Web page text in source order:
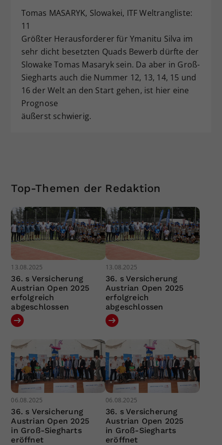
Tomas MASARYK, Slowakei, ITF Weltrangliste:
11
Größter Herausforderer für Ymanitu Silva im
sehr dicht besetzten Quads Bewerb dürfte der
Slowake Tomas Masaryk sein. Da aber in Groß-
Siegharts auch die Nummer 12, 13, 14, 15 und
16 der Welt an den Start gehen, ist hier eine
Prognose
äußerst schwierig.
Top-Themen der Redaktion
13.08.2025
36. s Versicherung
Austrian Open 2025
erfolgreich
abgeschlossen
13.08.2025
36. s Versicherung
Austrian Open 2025
erfolgreich
abgeschlossen
06.08.2025
36. s Versicherung
Austrian Open 2025
in Groß-Siegharts
eröffnet
06.08.2025
36. s Versicherung
Austrian Open 2025
in Groß-Siegharts
eröffnet